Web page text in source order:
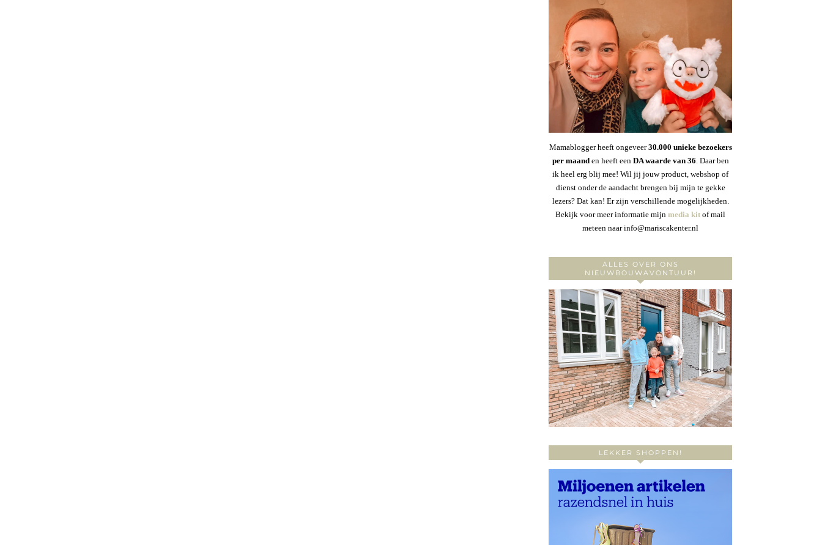
Mamablogger heeft ongeveer30.000 unieke bezoekers
per maanden heeft een DA waarde van 36. Daar ben
ik heel erg blij mee! Wil jij jouw product, webshop of
dienst onder de aandacht brengen bij mijn te gekke
lezers? Dat kan! Er zijn verschillende mogelijkheden.
Bekijk voor meer informatie mijn media kit of mail
meteen naar info@mariscakenter.nl
ALLES OVER ONS
NIEUWBOUWAVONTUUR!
LEKKER SHOPPEN!